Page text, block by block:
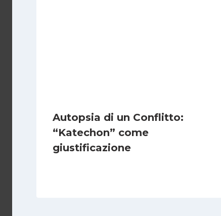
Autopsia di un Conflitto:
“Katechon” come
giustificazione